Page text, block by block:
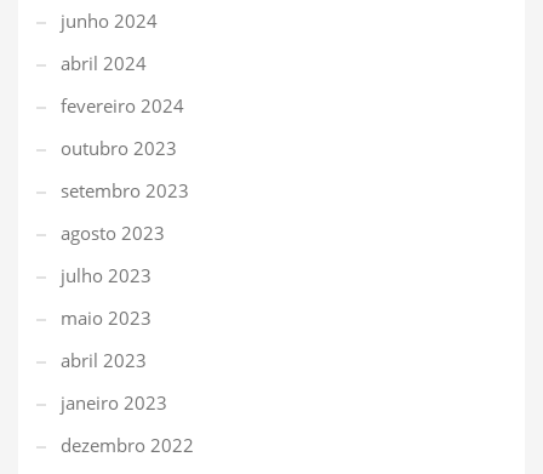
junho 2024
abril 2024
fevereiro 2024
outubro 2023
setembro 2023
agosto 2023
julho 2023
maio 2023
abril 2023
janeiro 2023
dezembro 2022